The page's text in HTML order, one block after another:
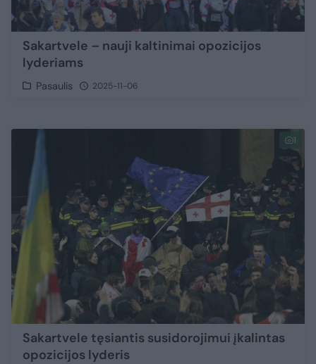
Sakartvele – nauji kaltinimai opozicijos
lyderiams
Pasaulis 2025-11-06
1
Sakartvele tęsiantis susidorojimui įkalintas
opozicijos lyderis